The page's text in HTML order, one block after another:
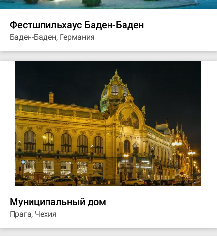
Фестшпильхаус Баден-Баден
Баден-Баден, Германия
Муниципальный дом
Прага, Чехия